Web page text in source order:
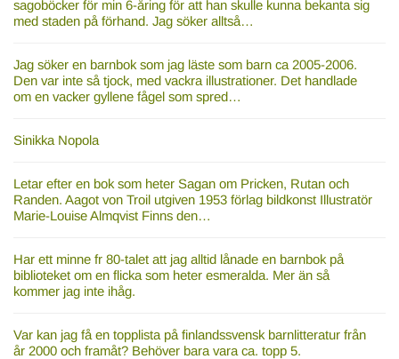
sagoböcker för min 6-åring för att han skulle kunna bekanta sig
med staden på förhand. Jag söker alltså…
Jag söker en barnbok som jag läste som barn ca 2005-2006.
Den var inte så tjock, med vackra illustrationer. Det handlade
om en vacker gyllene fågel som spred…
Sinikka Nopola
Letar efter en bok som heter Sagan om Pricken, Rutan och
Randen. Aagot von Troil utgiven 1953 förlag bildkonst Illustratör
Marie-Louise Almqvist Finns den…
Har ett minne fr 80-talet att jag alltid lånade en barnbok på
biblioteket om en flicka som heter esmeralda. Mer än så
kommer jag inte ihåg.
Var kan jag få en topplista på finlandssvensk barnlitteratur från
år 2000 och framåt? Behöver bara vara ca. topp 5.